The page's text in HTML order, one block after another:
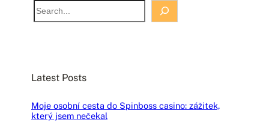
S
e
h
Latest Posts
Moje osobní cesta do Spinboss casino: zážitek,
který jsem nečekal